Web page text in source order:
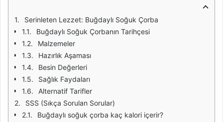
Serinleten Lezzet: Buğdaylı Soğuk Çorba
Buğdaylı Soğuk Çorbanın Tarihçesi
Malzemeler
Hazırlık Aşaması
Besin Değerleri
Sağlık Faydaları
Alternatif Tarifler
SSS (Sıkça Sorulan Sorular)
Buğdaylı soğuk çorba kaç kalori içerir?